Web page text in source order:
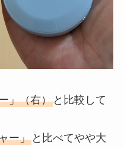
」（右）と比較して
ー」と比べてやや大